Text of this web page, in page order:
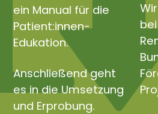
ein Manual für die
Patient:innen-
Edukation.
Anschließend geht
es in die Umsetzung
und Erprobung.